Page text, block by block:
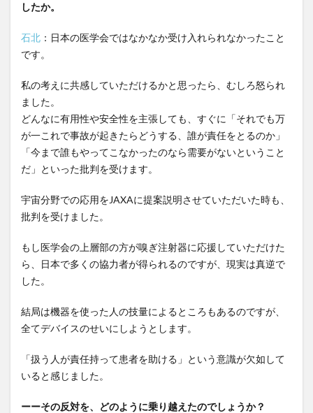
したか。
石北 ：日本の医学会ではなかなか受け入れられなかったこと
です。
私の考えに共感していただけるかと思ったら、むしろ怒られ
ました。
どんなに有用性や安全性を主張しても、すぐに「それでも万
が一これで事故が起きたらどうする、誰が責任をとるのか」
「今まで誰もやってこなかったのなら需要がないということ
だ」といった批判を受けます。
宇宙分野での応用をJAXAに提案説明させていただいた時も、
批判を受けました。
もし医学会の上層部の方が嗅ぎ注射器に応援していただけた
ら、日本で多くの協力者が得られるのですが、現実は真逆で
した。
結局は機器を使った人の技量によるところもあるのですが、
全てデバイスのせいにしようとします。
「扱う人が責任持って患者を助ける」という意識が欠如して
いると感じました。
ーーその反対を、どのように乗り越えたのでしょうか？